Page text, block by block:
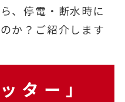
、停電・断水時に
か？ご紹介します
ター」